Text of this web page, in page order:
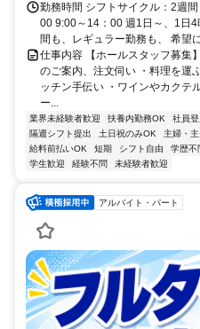
勤務時間 シフトサイクル：2週
00 9:00～14：00 週1日～、1日
間も、レギュラー勤務も、 希望
仕事内容 【ホールスタッフ募集
のご案内、注文伺い ・料理を運
ッチン手伝い ・ワインやカクテ
ー...
業界未経験者歓迎 扶養内勤務OK 社員登
隔週シフト提出
土日祝のみOK 主婦・
給料前払いOK
短期 シフト自由 学歴不
学生歓迎
経験不問 未経験者歓迎
アルバイト・パート